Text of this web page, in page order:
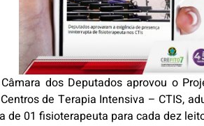
dos Deputados aprovou o
de Terapia Intensiva – CTIS,
01 fisioterapeuta para cada dez